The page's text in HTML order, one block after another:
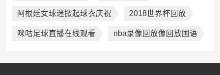
阿根廷女球迷掀起球衣庆祝 2018世界杯回放
咪咕足球直播在线观看 nba录像回放像回放国语